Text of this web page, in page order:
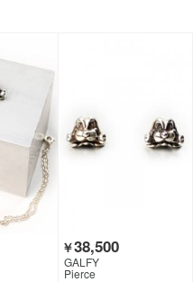
￥38,500
GALFY
Pierce